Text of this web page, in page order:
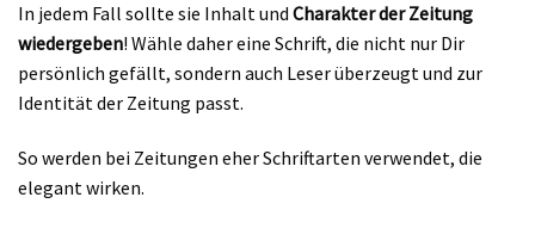
In jedem Fall sollte sie Inhalt und Charakter der Zeitung
wiedergeben! Wähle daher eine Schrift, die nicht nur Dir
persönlich gefällt, sondern auch Leser überzeugt und zur
Identität der Zeitung passt.
So werden bei Zeitungen eher Schriftarten verwendet, die
elegant wirken.